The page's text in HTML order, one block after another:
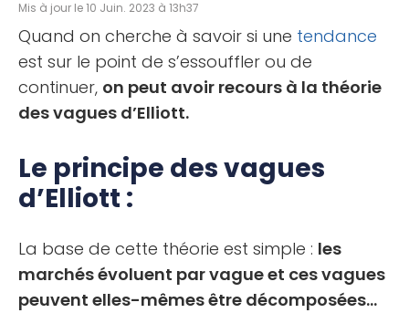
Mis à jour le 10 Juin. 2023 à 13h37
Quand on cherche à savoir si une tendance
est sur le point de s’essouffler ou de
continuer, on peut avoir recours à la théorie
des vagues d’Elliott.
Le principe des vagues
d’Elliott :
La base de cette théorie est simple : les
marchés évoluent par vague et ces vagues
peuvent elles-mêmes être décomposées…